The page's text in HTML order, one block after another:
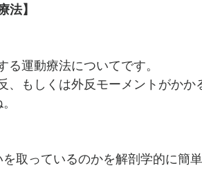
法】
運動療法についてです。
、もしくは外反モーメントがかか
取っているのかを解剖学的に簡単